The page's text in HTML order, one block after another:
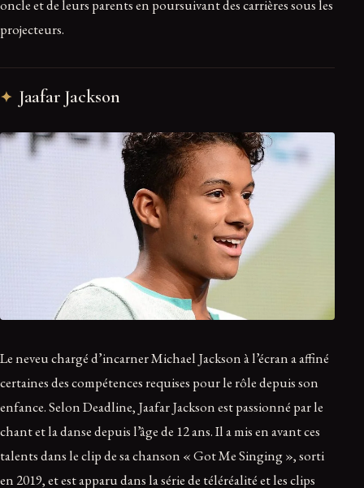
oncle et de leurs parents en poursuivant des carrières sous les
projecteurs.
Jaafar Jackson
Le neveu chargé d’incarner Michael Jackson à l’écran a affiné
certaines des compétences requises pour le rôle depuis son
enfance. Selon Deadline, Jaafar Jackson est passionné par le
chant et la danse depuis l’âge de 12 ans. Il a mis en avant ces
talents dans le clip de sa chanson « Got Me Singing », sorti
en 2019, et est apparu dans la série de téléréalité et les clips